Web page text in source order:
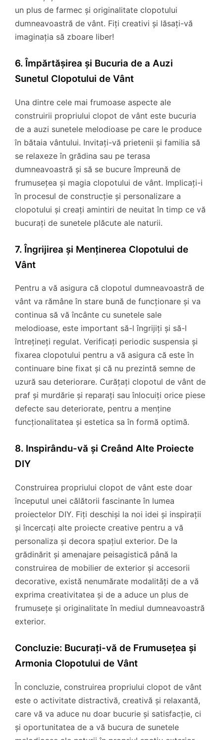
un plus de farmec și originalitate clopotului
dumneavoastră de vânt. Fiți creativi și lăsați-vă
imaginația să zboare liber!
6. Împărtășirea și Bucuria de a Auzi
Sunetul Clopotului de Vânt
Una dintre cele mai frumoase aspecte ale
construirii propriului clopot de vânt este bucuria
de a auzi sunetele melodioase pe care le produce
în bătaia vântului. Invitați-vă prietenii și familia să
se relaxeze în grădina sau pe terasa
dumneavoastră și să se bucure împreună de
frumusețea și magia clopotului de vânt. Implicați-i
în procesul de construcție și personalizare a
clopotului și creați amintiri de neuitat în timp ce vă
bucurați de sunetele plăcute ale naturii.
7. Îngrijirea și Menținerea Clopotului de
Vânt
Pentru a vă asigura că clopotul dumneavoastră de
vânt va rămâne în stare bună de funcționare și va
continua să vă încânte cu sunetele sale
melodioase, este important să-l îngrijiți și să-l
întrețineți regulat. Verificați periodic suspensia și
fixarea clopotului pentru a vă asigura că este în
continuare bine fixat și că nu prezintă semne de
uzură sau deteriorare. Curățați clopotul de vânt de
praf și murdărie și reparați sau înlocuiți orice piese
defecte sau deteriorate, pentru a menține
funcționalitatea și estetica sa în formă optimă.
8. Inspirându-vă și Creând Alte Proiecte
DIY
Construirea propriului clopot de vânt este doar
începutul unei călătorii fascinante în lumea
proiectelor DIY. Fiți deschiși la noi idei și inspirații
și încercați alte proiecte creative pentru a vă
personaliza și decora spațiul exterior. De la
grădinărit și amenajare peisagistică până la
construirea de mobilier de exterior și accesorii
decorative, există nenumărate modalități de a vă
exprima creativitatea și de a aduce un plus de
frumusețe și originalitate în mediul dumneavoastră
exterior.
Concluzie: Bucurați-vă de Frumusețea și
Armonia Clopotului de Vânt
În concluzie, construirea propriului clopot de vânt
este o activitate distractivă, creativă și relaxantă,
care vă va aduce nu doar bucurie și satisfacție, ci
și oportunitatea de a vă bucura de sunetele